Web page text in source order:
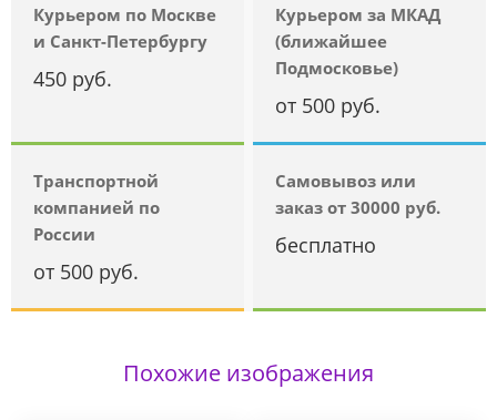
Курьером по Москве
и Санкт-Петербургу
450 руб.
Курьером за МКАД
(ближайшее
Подмосковье)
от 500 руб.
Транспортной
компанией по
России
от 500 руб.
Самовывоз или
заказ от 30000 руб.
бесплатно
Похожие изображения